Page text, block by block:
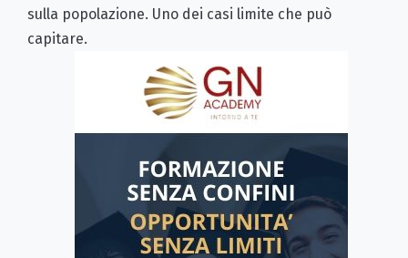
sulla popolazione. Uno dei casi limite che può
capitare.